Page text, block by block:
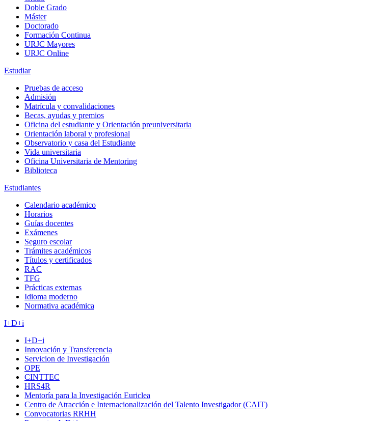
Doble Grado
Máster
Doctorado
Formación Continua
URJC Mayores
URJC Online
Estudiar
Pruebas de acceso
Admisión
Matrícula y convalidaciones
Becas, ayudas y premios
Oficina del estudiante y Orientación preuniversitaria
Orientación laboral y profesional
Observatorio y casa del Estudiante
Vida universitaria
Oficina Universitaria de Mentoring
Biblioteca
Estudiantes
Calendario académico
Horarios
Guías docentes
Exámenes
Seguro escolar
Trámites académicos
Títulos y certificados
RAC
TFG
Prácticas externas
Idioma moderno
Normativa académica
I+D+i
I+D+i
Innovación y Transferencia
Servicion de Investigación
OPE
CINTTEC
HRS4R
Mentoría para la Investigación Euriclea
Centro de Atracción e Internacionalización del Talento Investigador (CAIT)
Convocatorias RRHH